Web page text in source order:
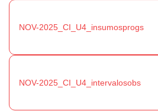
NOV-2025_CI_U4_insumosprogs
NOV-2025_CI_U4_intervalosobs